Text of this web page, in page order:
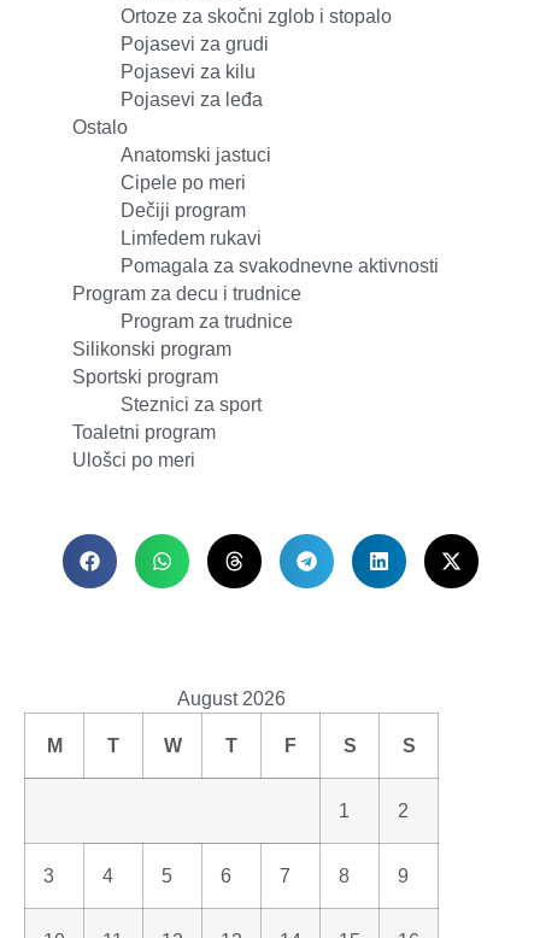
Ortoze za skočni zglob i stopalo
Pojasevi za grudi
Pojasevi za kilu
Pojasevi za leđa
Ostalo
Anatomski jastuci
Cipele po meri
Dečiji program
Limfedem rukavi
Pomagala za svakodnevne aktivnosti
Program za decu i trudnice
Program za trudnice
Silikonski program
Sportski program
Steznici za sport
Toaletni program
Ulošci po meri
August 2026
M T W T F S S
1 2
3 4 5 6 7 8 9